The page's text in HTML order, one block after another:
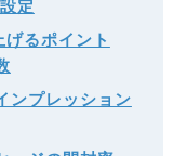
定
るポイント
ンプレッション